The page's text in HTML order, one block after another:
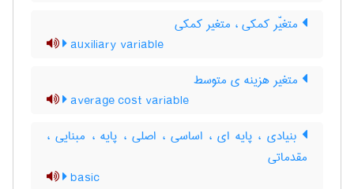
متغیّر کمکی ، متغیر کمکی
auxiliary variable
متغیر هزینه ی متوسط
average cost variable
بنیادی ، پایه ای ، اساسی ، اصلی ، پایه ، مبنایی ،
مقدماتی
basic